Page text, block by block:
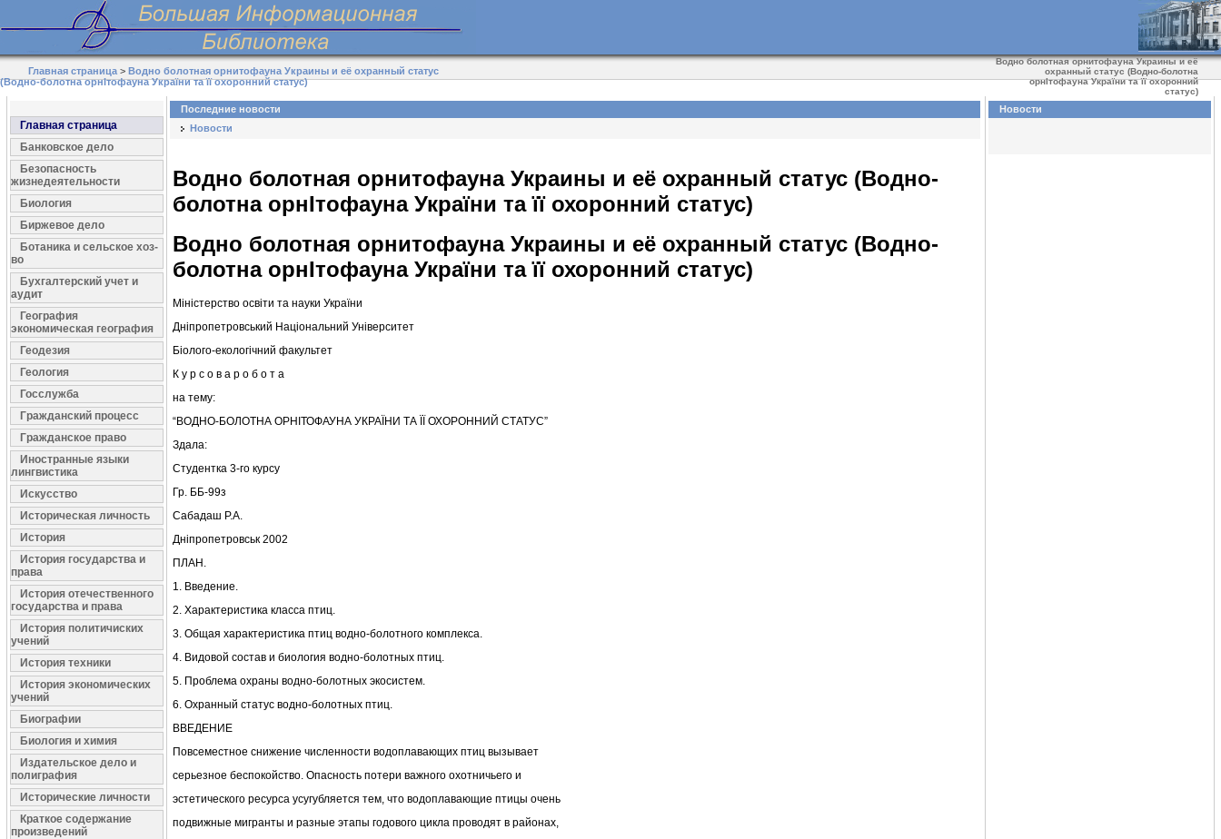
Главная страница >Водно болотная орнитофауна Украины и её охранный статус
(Водно-болотна орнІтофауна України та її охоронний статус)
Водно болотная орнитофауна Украины и её
охранный статус (Водно-болотна
орнІтофауна України та її охоронний
статус)
Главная страница
Банковское дело
Безопасность
жизнедеятельности
Биология
Биржевое дело
Ботаника и сельское хоз-
во
Бухгалтерский учет и
аудит
География
экономическая география
Геодезия
Геология
Госслужба
Гражданский процесс
Гражданское право
Иностранные языки
лингвистика
Искусство
Историческая личность
История
История государства и
права
История отечественного
государства и права
История политичиских
учений
История техники
История экономических
учений
Биографии
Биология и химия
Издательское дело и
полиграфия
Исторические личности
Краткое содержание
произведений
Последние новости
Новости
Водно болотная орнитофауна Украины и её охранный статус (Водно-
болотна орнІтофауна України та її охоронний статус)
Водно болотная орнитофауна Украины и её охранный статус (Водно-
болотна орнІтофауна України та її охоронний статус)
Міністерство освіти та науки України
Дніпропетровський Національний Університет
Біолого-екологічний факультет
К у р с о в а р о б о т а
на тему:
“ВОДНО-БОЛОТНА ОРНІТОФАУНА УКРАЇНИ ТА ЇЇ ОХОРОННИЙ СТАТУС”
Здала:
Студентка 3-го курсу
Гр. ББ-99з
Сабадаш Р.А.
Дніпропетровськ 2002
ПЛАН.
1. Введение.
2. Характеристика класса птиц.
3. Общая характеристика птиц водно-болотного комплекса.
4. Видовой состав и биология водно-болотных птиц.
5. Проблема охраны водно-болотных экосистем.
6. Охранный статус водно-болотных птиц.
ВВЕДЕНИЕ
Повсеместное снижение численности водоплавающих птиц вызывает
серьезное беспокойство. Опасность потери важного охотничьего и
эстетического ресурса усугубляется тем, что водоплавающие птицы очень
подвижные мигранты и разные этапы годового цикла проводят в районах,
Новости